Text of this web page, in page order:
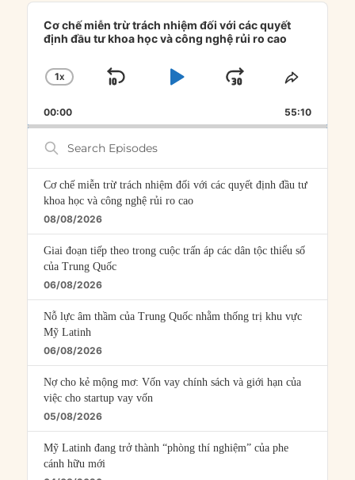
Audio
Player
Cơ chế miễn trừ trách nhiệm đối với các quyết
định đầu tư khoa học và công nghệ rủi ro cao
CHANGE
RATE
1X
SKIP
PLAYJUMP
FORWARD
SHARE
00:00 55:10
Search
Episodes
Cơ chế miễn trừ trách nhiệm đối với các quyết định đầu tư
khoa học và công nghệ rủi ro cao
08/08/2026
Giai đoạn tiếp theo trong cuộc trấn áp các dân tộc thiểu số
của Trung Quốc
06/08/2026
Nỗ lực âm thầm của Trung Quốc nhằm thống trị khu vực
Mỹ Latinh
06/08/2026
Nợ cho kẻ mộng mơ: Vốn vay chính sách và giới hạn của
việc cho startup vay vốn
05/08/2026
Mỹ Latinh đang trở thành “phòng thí nghiệm” của phe
cánh hữu mới